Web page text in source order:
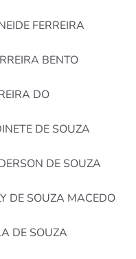
FERREIRA
BENTO
DO
DE SOUZA
DE SOUZA
DE SOUZA MACEDO
DE SOUZA